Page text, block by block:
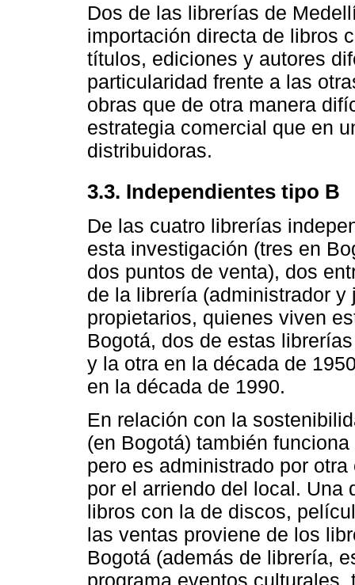
Dos de las librerías de
importación directa de libros
títulos, ediciones y autores
particularidad frente a las
obras que de otra manera
estrategia comercial que en
distribuidoras.
3.3. Independientes tipo B
De las cuatro librerías
esta investigación (tres en
dos puntos de venta), dos
de la librería (administrador
propietarios, quienes viven
Bogotá, dos de estas
y la otra en la década de
en la década de 1990.
En relación con la
(en Bogotá) también
pero es administrado por
por el arriendo del local. Una
libros con la de discos,
las ventas proviene de los
Bogotá (además de librería,
programa eventos